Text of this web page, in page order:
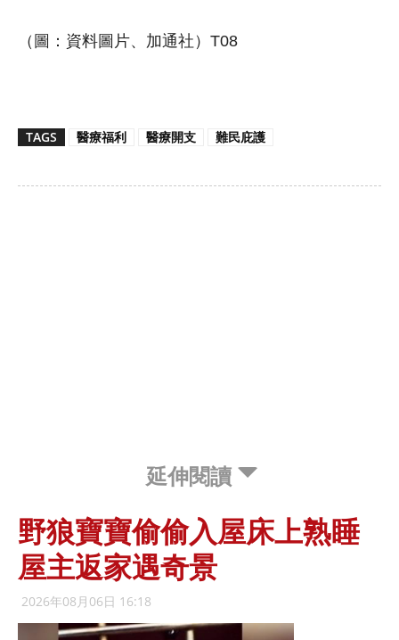
（圖：資料圖片、加通社）T08
TAGS 醫療福利 醫療開支 難民庇護
延伸閱讀
野狼寶寶偷偷入屋床上熟睡
屋主返家遇奇景
2026年08月06日 16:18